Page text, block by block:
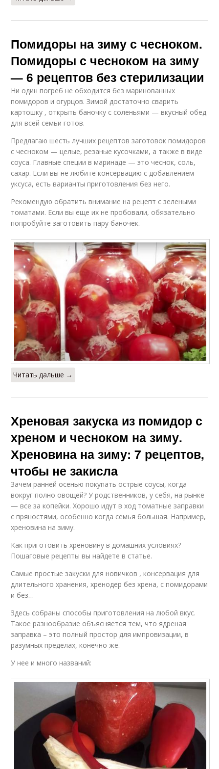
Помидоры на зиму с чесноком.
Помидоры с чесноком на зиму
— 6 рецептов без стерилизации
Ни один погреб не обходится без маринованных
помидоров и огурцов. Зимой достаточно сварить
картошку , открыть баночку с соленьями — вкусный обед
для всей семьи готов.
Предлагаю шесть лучших рецептов заготовок помидоров
с чесноком — целые, резаные кусочками, а также в виде
соуса. Главные специи в маринаде — это чеснок, соль,
сахар. Если вы не любите консервацию с добавлением
уксуса, есть варианты приготовления без него.
Рекомендую обратить внимание на рецепт с зелеными
томатами. Если вы еще их не пробовали, обязательно
попробуйте заготовить пару баночек.
Читать дальше →
Хреновая закуска из помидор с
хреном и чесноком на зиму.
Хреновина на зиму: 7 рецептов,
чтобы не закисла
Зачем ранней осенью покупать острые соусы, когда
вокруг полно овощей? У родственников, у себя, на рынке
— все за копейки. Хорошо идут в ход томатные заправки
с пряностями, особенно когда семья большая. Например,
хреновина на зиму.
Как приготовить хреновину в домашних условиях?
Пошаговые рецепты вы найдете в статье.
Самые простые закуски для новичков , консервация для
длительного хранения, хренодер без хрена, с помидорами
и без…
Здесь собраны способы приготовления на любой вкус.
Такое разнообразие объясняется тем, что ядреная
заправка – это полный простор для импровизации, в
разумных пределах, конечно же.
У нее и много названий: